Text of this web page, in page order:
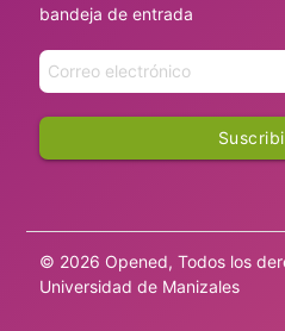
bandeja de entrada
© 2026 Opened, Todos los
Universidad de Manizales